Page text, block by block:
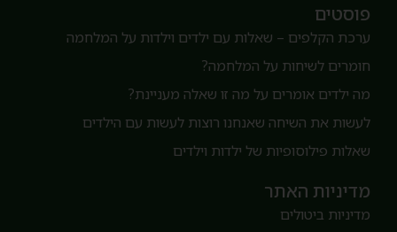
פוסטים
ערכת הקלפים – שאלות עם ילדים וילדות על המלחמה
חומרים לשיחות על המלחמה?
מה ילדים אומרים על מה זו שאלה מעניינת?
לעשות את השיחה שאנחנו רוצות לעשות עם הילדים
שאלות פילוסופיות של ילדות וילדים
מדיניות האתר
מדיניות ביטולים